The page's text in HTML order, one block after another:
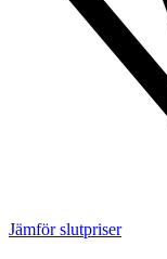
Jämför slutpriser